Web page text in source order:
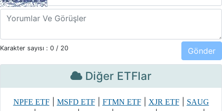
Karakter sayısı : 0 / 20
Diğer ETFlar
NPFE ETF| MSFD ETF| FTMN ETF| XJR ETF|
SAUG